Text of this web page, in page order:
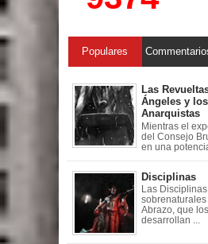
Populares
Las
Ángeles y
Anarquistas
Mientras el
del Consejo
en una
Disciplinas
Las
sobrenaturales
Abrazo, que
desarrollan ...